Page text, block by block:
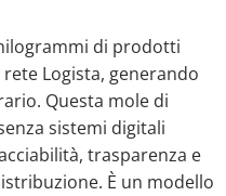
di prodotti
Logista, generando
Questa mole di
sistemi digitali
trasparenza e
È un modello